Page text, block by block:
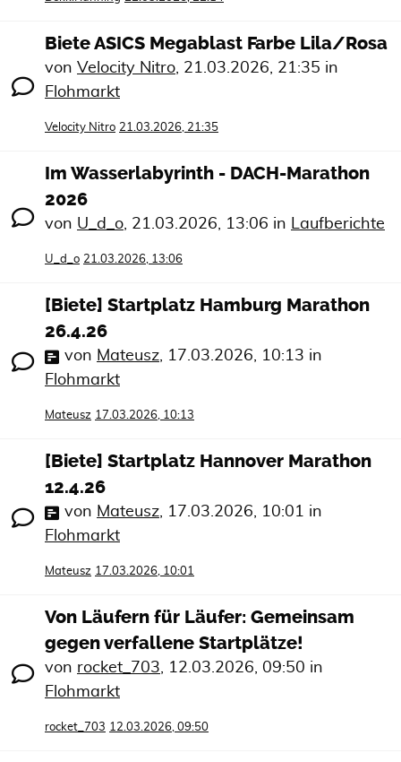
Biete ASICS Megablast Farbe Lila/Rosa
von Velocity Nitro, 21.03.2026, 21:35 in
Flohmarkt
Velocity Nitro 21.03.2026, 21:35
Im Wasserlabyrinth - DACH-Marathon
2026
von U_d_o, 21.03.2026, 13:06 in Laufberichte
U_d_o 21.03.2026, 13:06
[Biete] Startplatz Hamburg Marathon
26.4.26
von Mateusz, 17.03.2026, 10:13 in
Flohmarkt
Mateusz 17.03.2026, 10:13
[Biete] Startplatz Hannover Marathon
12.4.26
von Mateusz, 17.03.2026, 10:01 in
Flohmarkt
Mateusz 17.03.2026, 10:01
Von Läufern für Läufer: Gemeinsam
gegen verfallene Startplätze!
von rocket_703, 12.03.2026, 09:50 in
Flohmarkt
rocket_703 12.03.2026, 09:50